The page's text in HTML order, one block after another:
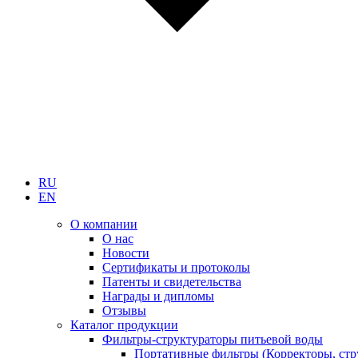
RU
EN
О компании
О нас
Новости
Сертификаты и протоколы
Патенты и свидетельства
Награды и дипломы
Отзывы
Каталог продукции
Фильтры-структураторы питьевой воды
Портативные фильтры (Корректоры,